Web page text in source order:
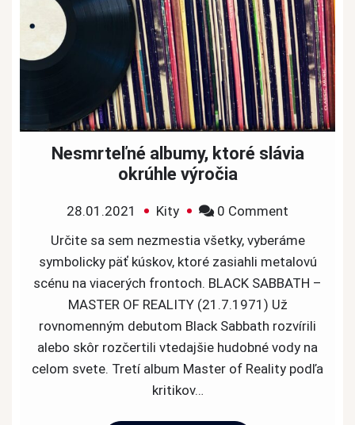
Nesmrteľné albumy, ktoré slávia
okrúhle výročia
28.01.2021 Kity 0 Comment
albumy,
ktoré
okrúhle
výročia
Určite sa sem nezmestia všetky, vyberáme
symbolicky päť kúskov, ktoré zasiahli metalovú
scénu na viacerých frontoch. BLACK SABBATH –
MASTER OF REALITY (21.7.1971) Už
rovnomenným debutom Black Sabbath rozvírili
alebo skôr rozčertili vtedajšie hudobné vody na
celom svete. Tretí album Master of Reality podľa
kritikov…